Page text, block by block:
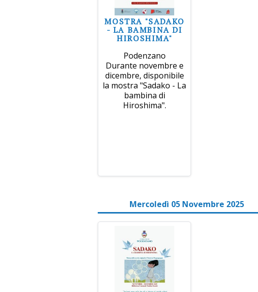
MOSTRA "SADAKO
- LA BAMBINA DI
HIROSHIMA"
Podenzano
Durante novembre e
dicembre, disponibile
la mostra "Sadako - La
bambina di
Hiroshima".
Mercoledì 05 Novembre 2025